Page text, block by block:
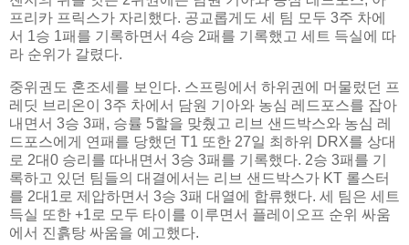
프리카 프릭스가 자리했다. 공교롭게도 세 팀 모두 3주 차에
서 1승 1패를 기록하면서 4승 2패를 기록했고 세트 득실에 따
라 순위가 갈렸다.
중위권도 혼조세를 보인다. 스프링에서 하위권에 머물렀던 프
레딧 브리온이 3주 차에서 담원 기아와 농심 레드포스를 잡아
내면서 3승 3패, 승률 5할을 맞췄고 리브 샌드박스와 농심 레
드포스에게 연패를 당했던 T1 또한 27일 최하위 DRX를 상대
로 2대0 승리를 따내면서 3승 3패를 기록했다. 2승 3패를 기
록하고 있던 팀들의 대결에서는 리브 샌드박스가 KT 롤스터
를 2대1로 제압하면서 3승 3패 대열에 합류했다. 세 팀은 세트
득실 또한 +1로 모두 타이를 이루면서 플레이오프 순위 싸움
에서 진흙탕 싸움을 예고했다.